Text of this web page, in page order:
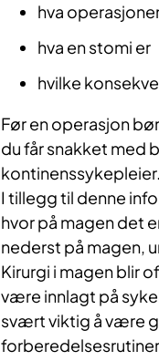
hva
hva en stomi er
hvilke
Før en operasjon
du får snakket med
kontinenssykepleier.
I tillegg til denne
hvor på magen det
nederst på magen,
Kirurgi i magen blir
være innlagt på
svært viktig å være